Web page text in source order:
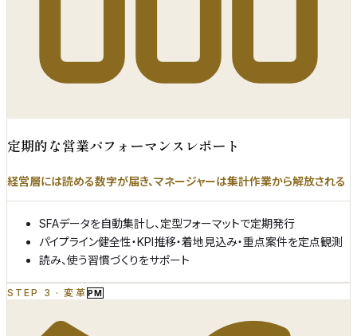
定期的な営業パフォーマンスレポート
経営層には読める数字が届き、マネージャーは集計作業から解放される
SFAデータを自動集計し、定型フォーマットで定期発行
パイプライン健全性・KPI推移・着地見込み・重点案件を定点観測
読み、使う習慣づくりをサポート
STEP 3 ·変革 PM